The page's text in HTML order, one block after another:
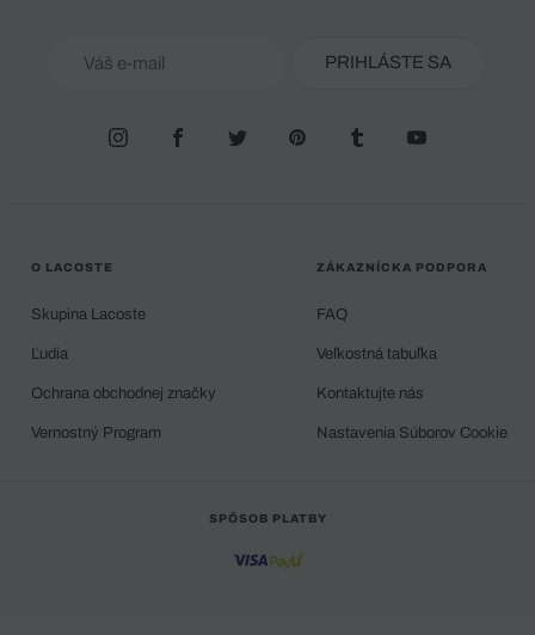
PRIHLÁSTE SA
O LACOSTE
Skupina Lacoste
Ľudia
Ochrana obchodnej značky
Vernostný Program
ZÁKAZNÍCKA PODPORA
FAQ
Veľkostná tabuľka
Kontaktujte nás
Nastavenia Súborov Cookie
SPÔSOB PLATBY